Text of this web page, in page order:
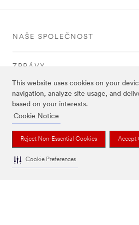
This website uses cookies on your
navigation, analyze site usage, and
based on your interests.
Cookie Notice
Reject Non-Essential Cookies Accept
Cookie Preferences
došlo
chybě.
to
znovu
později
formulář
úspěšně
NAŠE SPOLEČNOST
ZPRÁVY
PRÁVNÍ A REGULAČNÍ
KONTAKT